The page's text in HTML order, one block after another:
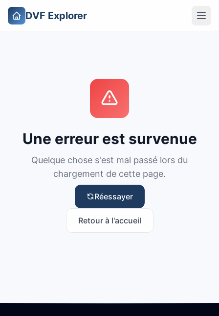
DVF Explorer
Une erreur est survenue
Quelque chose s'est mal passé lors du
chargement de cette page.
Réessayer
Retour à l'accueil